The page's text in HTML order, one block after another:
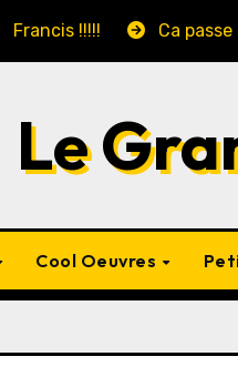
Francis !!!!! Ca
Le
Cool Oeuvres